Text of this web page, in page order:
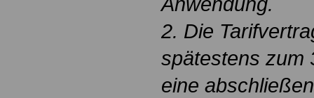
2. Die
spätestens zum
eine